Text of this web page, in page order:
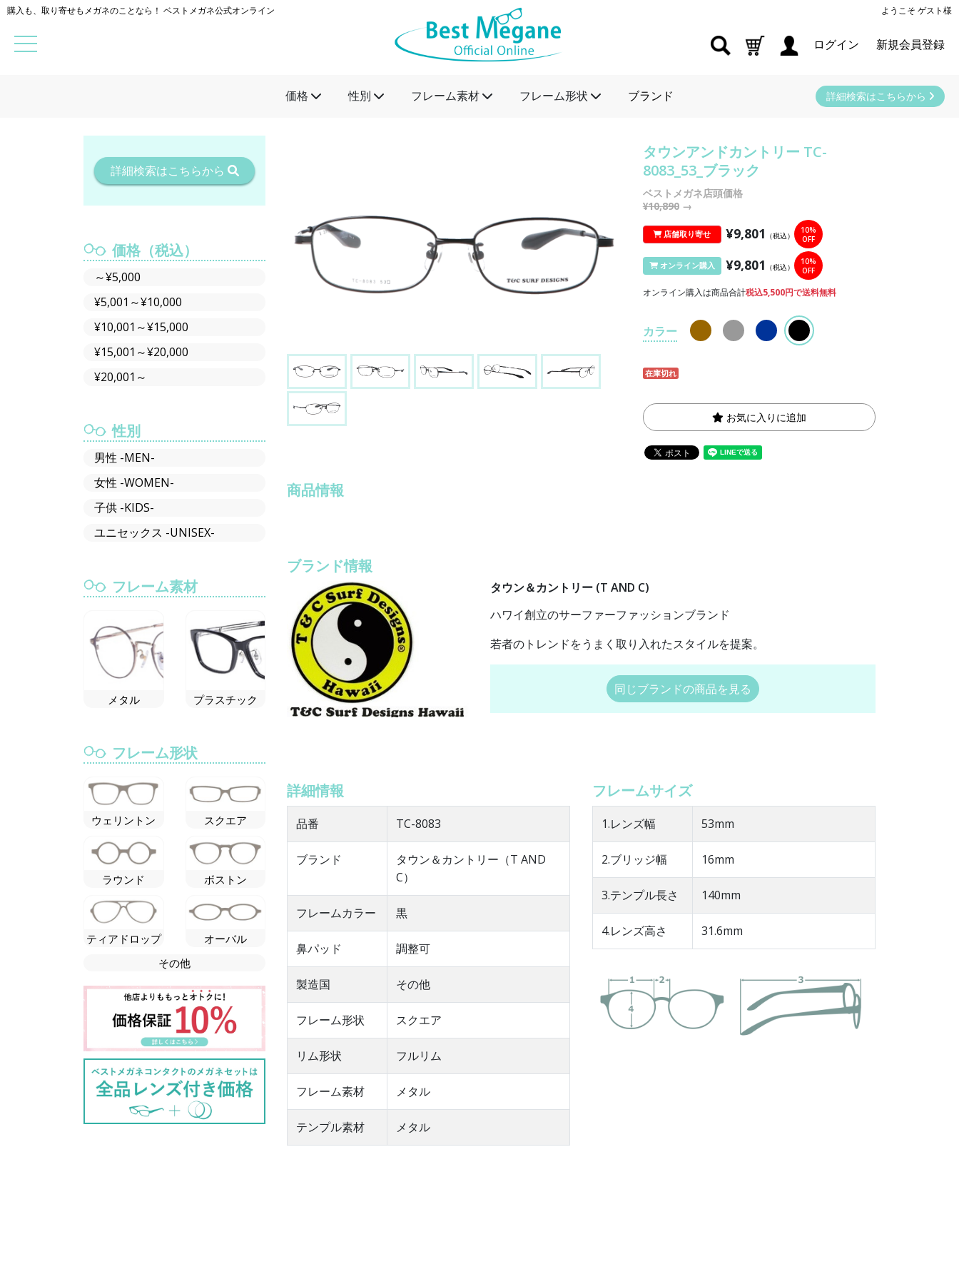
購入も、取り寄せもメガネのことなら！ ベストメガネ公式オンライン ようこそ ゲスト様
ログイン 新規会員登録
価格 性別 フレーム素材 フレーム形状 ブランド 詳細検索はこちらから
タウンアンドカントリー TC-
8083_53_ブラック
ベストメガネ店頭価格
¥10,890→
店舗取り寄せ ¥9,801 （税込）
10%
OFF
オンライン購入 ¥9,801 （税込）
10%
OFF
オンライン購入は商品合計税込5,500円で送料無料
カラー
在庫切れ
お気に入りに追加
商品情報
ブランド情報
タウン＆カントリー (T AND C)
ハワイ創立のサーファーファッションブランド
若者のトレンドをうまく取り入れたスタイルを提案。
同じブランドの商品を見る
詳細情報
品番 TC-8083
ブランド
タウン＆カントリー（T AND
C）
フレームカラー 黒
鼻パッド 調整可
製造国 その他
フレーム形状 スクエア
リム形状 フルリム
フレーム素材 メタル
テンプル素材 メタル
フレームサイズ
1.レンズ幅 53mm
2.ブリッジ幅 16mm
3.テンプル長さ 140mm
4.レンズ高さ 31.6mm
詳細検索はこちらから
価格（税込）
～¥5,000
¥5,001～¥10,000
¥10,001～¥15,000
¥15,001～¥20,000
¥20,001～
性別
男性 -MEN-
女性 -WOMEN-
子供 -KIDS-
ユニセックス -UNISEX-
フレーム素材
メタル プラスチック
フレーム形状
ウェリントン スクエア
ラウンド ボストン
ティアドロップ
オーバル
その他